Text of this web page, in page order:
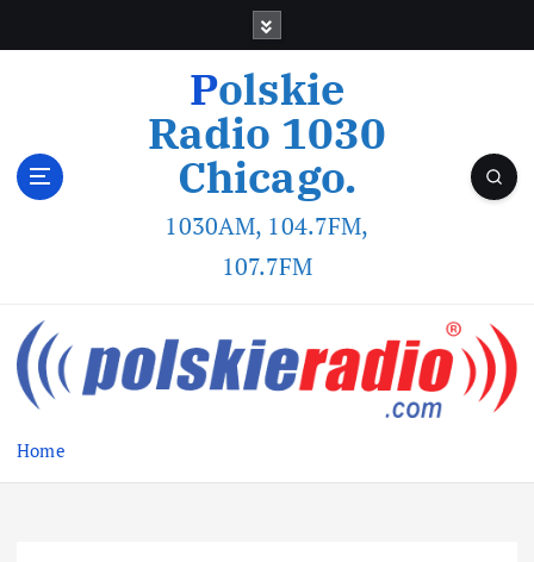
Polskie
Radio 1030
Chicago.
1030AM, 104.7FM,
107.7FM
Home